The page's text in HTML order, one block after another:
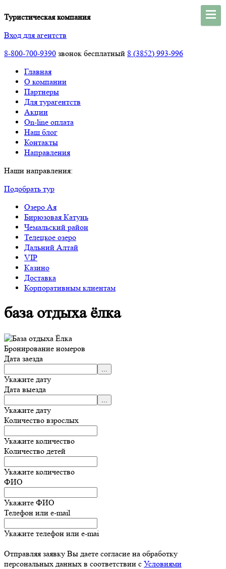
Туристическая компания
Вход для агентств
8-800-700-9390 звонок бесплатный 8 (3852) 993-996
Главная
О компании
Партнеры
Для турагентств
Акции
On-line оплата
Наш блог
Контакты
Направления
Наши направления:
Подобрать тур
Озеро Ая
Бирюзовая Катунь
Чемальский район
Телецкое озеро
Дальний Алтай
VIP
Казино
Доставка
Корпоративным клиентам
база отдыха ёлка
Бронирование номеров
Дата заезда
Укажите дату
Дата выезда
Укажите дату
Количество взрослых
Укажите количество
Количество детей
Укажите количество
ФИО
Укажите ФИО
Телефон или e-mail
Укажите телефон или e-mai
Отправляя заявку Вы даете согласие на обработку
персональных данных в соответствии с Условиями